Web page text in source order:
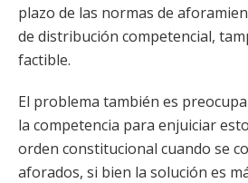
plazo de las normas de
de distribución competencial,
factible.
El problema también es
la competencia para enjuiciar
orden constitucional cuando se
aforados, si bien la solución es